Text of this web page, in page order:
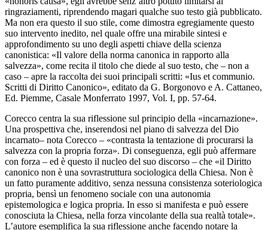
ringraziamenti, riprendendo magari qualche suo testo già pubblicato.
Ma non era questo il suo stile, come dimostra egregiamente questo
suo intervento inedito, nel quale offre una mirabile sintesi e
approfondimento su uno degli aspetti chiave della scienza
canonistica: «Il valore della norma canonica in rapporto alla
salvezza», come recita il titolo che diede al suo testo, che – non a
caso – apre la raccolta dei suoi principali scritti: «Ius et communio.
Scritti di Diritto Canonico», editato da G. Borgonovo e A. Cattaneo,
Ed. Piemme, Casale Monferrato 1997, Vol. I, pp. 57-64.
Corecco centra la sua riflessione sul principio della «incarnazione».
Una prospettiva che, inserendosi nel piano di salvezza del Dio
incarnato– nota Corecco – «contrasta la tentazione di procurarsi la
salvezza con la propria forza». Di conseguenza, egli può affermare
con forza – ed è questo il nucleo del suo discorso – che «il Diritto
canonico non è una sovrastruttura sociologica della Chiesa. Non è
un fatto puramente additivo, senza nessuna consistenza soteriologica
propria, bensì un fenomeno sociale con una autonomia
epistemologica e logica propria. In esso si manifesta e può essere
conosciuta la Chiesa, nella forza vincolante della sua realtà totale».
L’autore esemplifica la sua riflessione anche facendo notare la